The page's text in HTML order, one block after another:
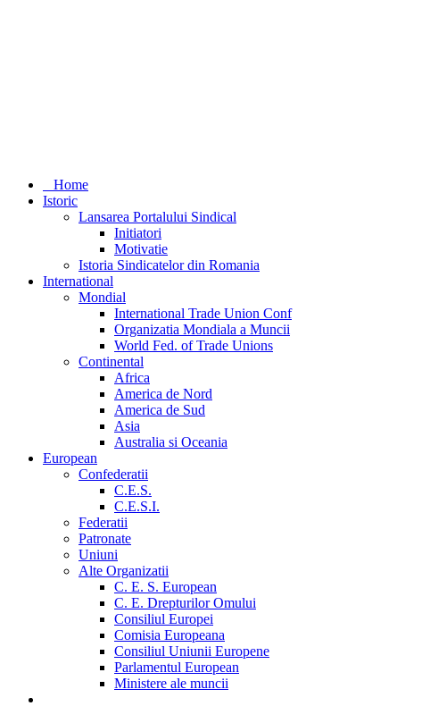
Home
Istoric
Lansarea Portalului Sindical
Initiatori
Motivatie
Istoria Sindicatelor din Romania
International
Mondial
International Trade Union Conf
Organizatia Mondiala a Muncii
World Fed. of Trade Unions
Continental
Africa
America de Nord
America de Sud
Asia
Australia si Oceania
European
Confederatii
C.E.S.
C.E.S.I.
Federatii
Patronate
Uniuni
Alte Organizatii
C. E. S. European
C. E. Drepturilor Omului
Consiliul Europei
Comisia Europeana
Consiliul Uniunii Europene
Parlamentul European
Ministere ale muncii